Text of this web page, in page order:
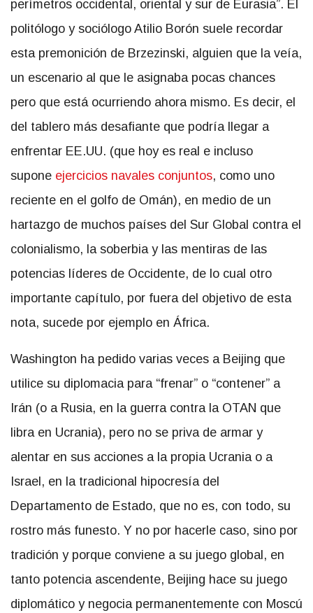
perímetros occidental, oriental y sur de Eurasia”. El
politólogo y sociólogo Atilio Borón suele recordar
esta premonición de Brzezinski, alguien que la veía,
un escenario al que le asignaba pocas chances
pero que está ocurriendo ahora mismo. Es decir, el
del tablero más desafiante que podría llegar a
enfrentar EE.UU. (que hoy es real e incluso
supone ejercicios navales conjuntos, como uno
reciente en el golfo de Omán), en medio de un
hartazgo de muchos países del Sur Global contra el
colonialismo, la soberbia y las mentiras de las
potencias líderes de Occidente, de lo cual otro
importante capítulo, por fuera del objetivo de esta
nota, sucede por ejemplo en África.
Washington ha pedido varias veces a Beijing que
utilice su diplomacia para “frenar” o “contener” a
Irán (o a Rusia, en la guerra contra la OTAN que
libra en Ucrania), pero no se priva de armar y
alentar en sus acciones a la propia Ucrania o a
Israel, en la tradicional hipocresía del
Departamento de Estado, que no es, con todo, su
rostro más funesto. Y no por hacerle caso, sino por
tradición y porque conviene a su juego global, en
tanto potencia ascendente, Beijing hace su juego
diplomático y negocia permanentemente con Moscú